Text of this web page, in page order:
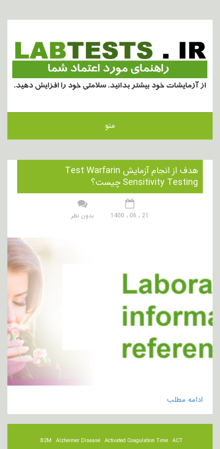
منو
هدف از انجام آزمایش Test Warfarin
Sensitivity Testing چیست؟
21 ، 06 ، 1400 بدون نظر
ادامه مطلب
ACT
Activated Coagulation Time
Alzheimer Disease
B2M